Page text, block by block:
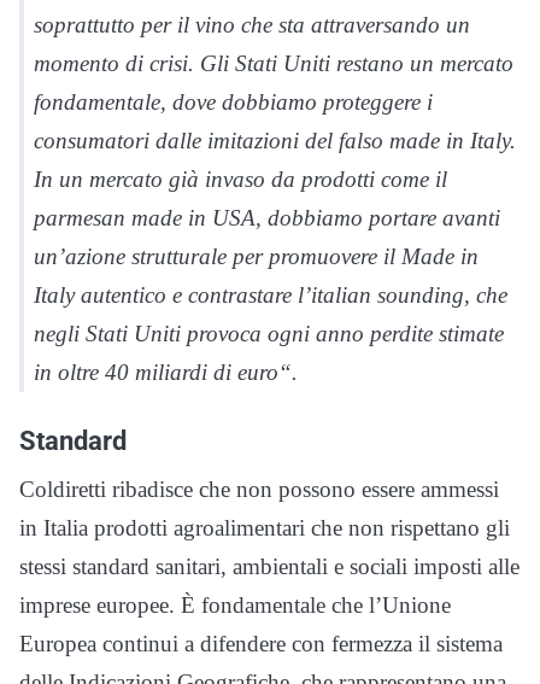
soprattutto per il vino che sta attraversando un
momento di crisi. Gli Stati Uniti restano un mercato
fondamentale, dove dobbiamo proteggere i
consumatori dalle imitazioni del falso made in Italy.
In un mercato già invaso da prodotti come il
parmesan made in USA, dobbiamo portare avanti
un’azione strutturale per promuovere il Made in
Italy autentico e contrastare l’italian sounding, che
negli Stati Uniti provoca ogni anno perdite stimate
in oltre 40 miliardi di euro“.
Standard
Coldiretti ribadisce che non possono essere ammessi
in Italia prodotti agroalimentari che non rispettano gli
stessi standard sanitari, ambientali e sociali imposti alle
imprese europee. È fondamentale che l’Unione
Europea continui a difendere con fermezza il sistema